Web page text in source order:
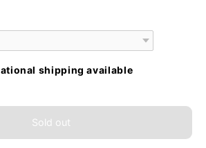
shipping available
Sold out